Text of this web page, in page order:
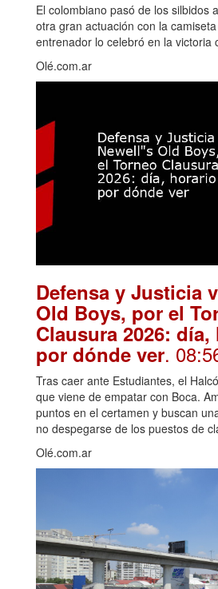
El colombiano pasó de los silbidos
otra gran actuación con la
entrenador lo celebró en la victoria
Olé.com.ar
Defensa y Justicia
Old Boys, por el
Clausura 2026:
por dónde ver.
Tras caer ante Estudiantes, el
que viene de empatar con Boca.
puntos en el certamen y buscan
no despegarse de los puestos de
Olé.com.ar